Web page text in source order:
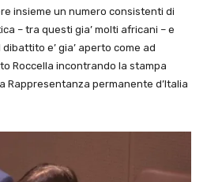
insieme un numero consistenti di
– tra questi gia’ molti africani – e
e’ gia’ aperto come ad
Roccella incontrando la stampa
Rappresentanza permanente d’Italia